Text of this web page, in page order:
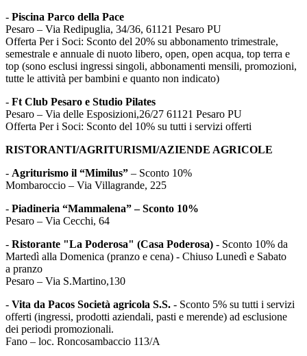
- Piscina Parco della Pace
Pesaro – Via Redipuglia, 34/36, 61121 Pesaro PU
Offerta Per i Soci: Sconto del 20% su abbonamento trimestrale,
semestrale e annuale di nuoto libero, open, open acqua, top terra e
top (sono esclusi ingressi singoli, abbonamenti mensili, promozioni,
tutte le attività per bambini e quanto non indicato)
- Ft Club Pesaro e Studio Pilates
Pesaro – Via delle Esposizioni,26/27 61121 Pesaro PU
Offerta Per i Soci: Sconto del 10% su tutti i servizi offerti
RISTORANTI/AGRITURISMI/AZIENDE AGRICOLE
- Agriturismo il “Mimilus” – Sconto 10%
Mombaroccio – Via Villagrande, 225
- Piadineria “Mammalena” – Sconto 10%
Pesaro – Via Cecchi, 64
- Ristorante "La Poderosa" (Casa Poderosa) - Sconto 10% da
Martedì alla Domenica (pranzo e cena) - Chiuso Lunedì e Sabato
a pranzo
Pesaro – Via S.Martino,130
- Vita da Pacos Società agricola S.S. - Sconto 5% su tutti i servizi
offerti (ingressi, prodotti aziendali, pasti e merende) ad esclusione
dei periodi promozionali.
Fano – loc. Roncosambaccio 113/A